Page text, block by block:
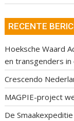
RECENTE
Hoeksche Waard
en transgenders in
Crescendo
MAGPIE-project
De